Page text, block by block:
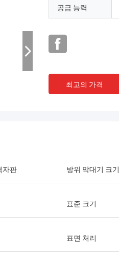
공급 능력
최고의 가격
자판 방위 막대기 크기
표준 크기
표면 처리